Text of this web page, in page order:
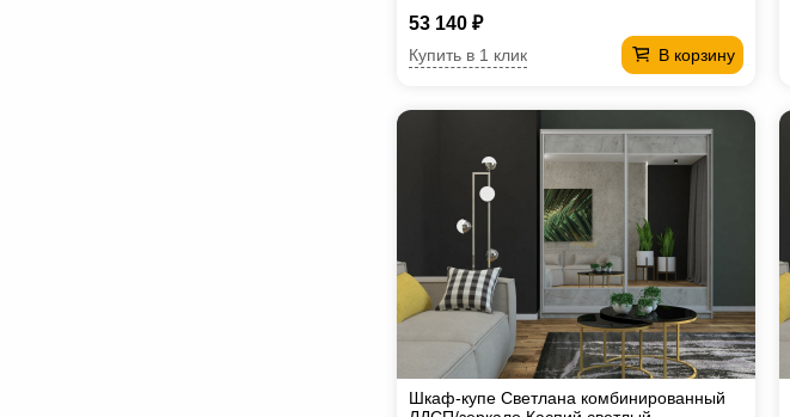
53 140 ₽
В корзину
Купить в 1 клик
Шкаф-купе Светлана комбинированный